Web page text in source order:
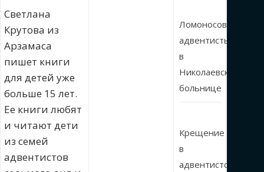
Светлана
Крутова из
Арзамаса
пишет книги
для детей уже
больше 15 лет.
Ее книги любят
и читают дети
из семей
адвентистов
Ломоносовские
адвентисты
в
Николаевской
больнице
Крещение
в
адвентистской